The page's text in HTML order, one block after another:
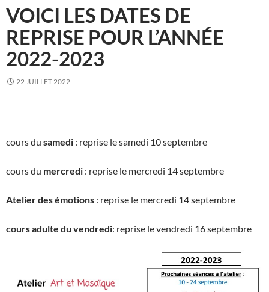
VOICI LES DATES DE
REPRISE POUR L’ANNÉE
2022-2023
22 JUILLET 2022
cours du samedi : reprise le samedi 10 septembre
cours du mercredi : reprise le mercredi 14 septembre
Atelier des émotions : reprise le mercredi 14 septembre
cours adulte du vendredi: reprise le vendredi 16 septembre